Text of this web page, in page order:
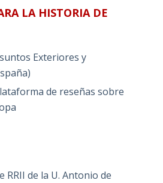
LA HISTORIA DE
Exteriores y
de reseñas sobre
RRII de la U. Antonio de